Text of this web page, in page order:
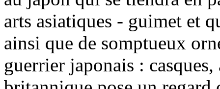
arts asiatiques - guimet et
ainsi que de somptueux
guerrier japonais :